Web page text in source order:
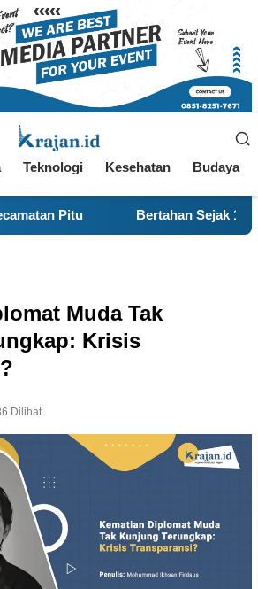
Teknologi Kesehatan Budaya
Bertahan Sejak 1977, BBK 8
Muda Tak
Krisis
Dilihat